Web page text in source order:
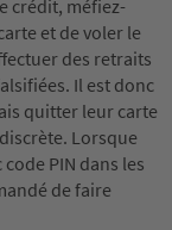
crédit, méfiez-
et de voler le
des retraits
Il est donc
quitter leur carte
Lorsque
PIN dans les
de faire